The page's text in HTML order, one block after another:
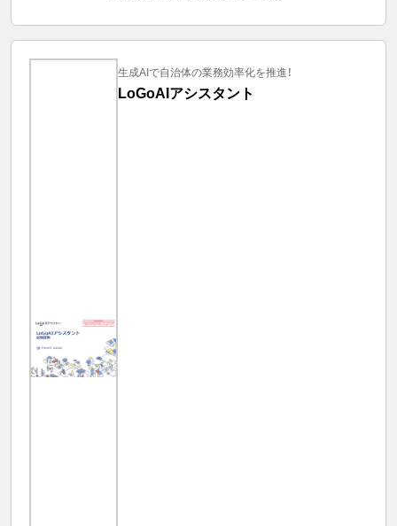
生成AIで自治体の業務効率化を推進！
LoGoAIアシスタント